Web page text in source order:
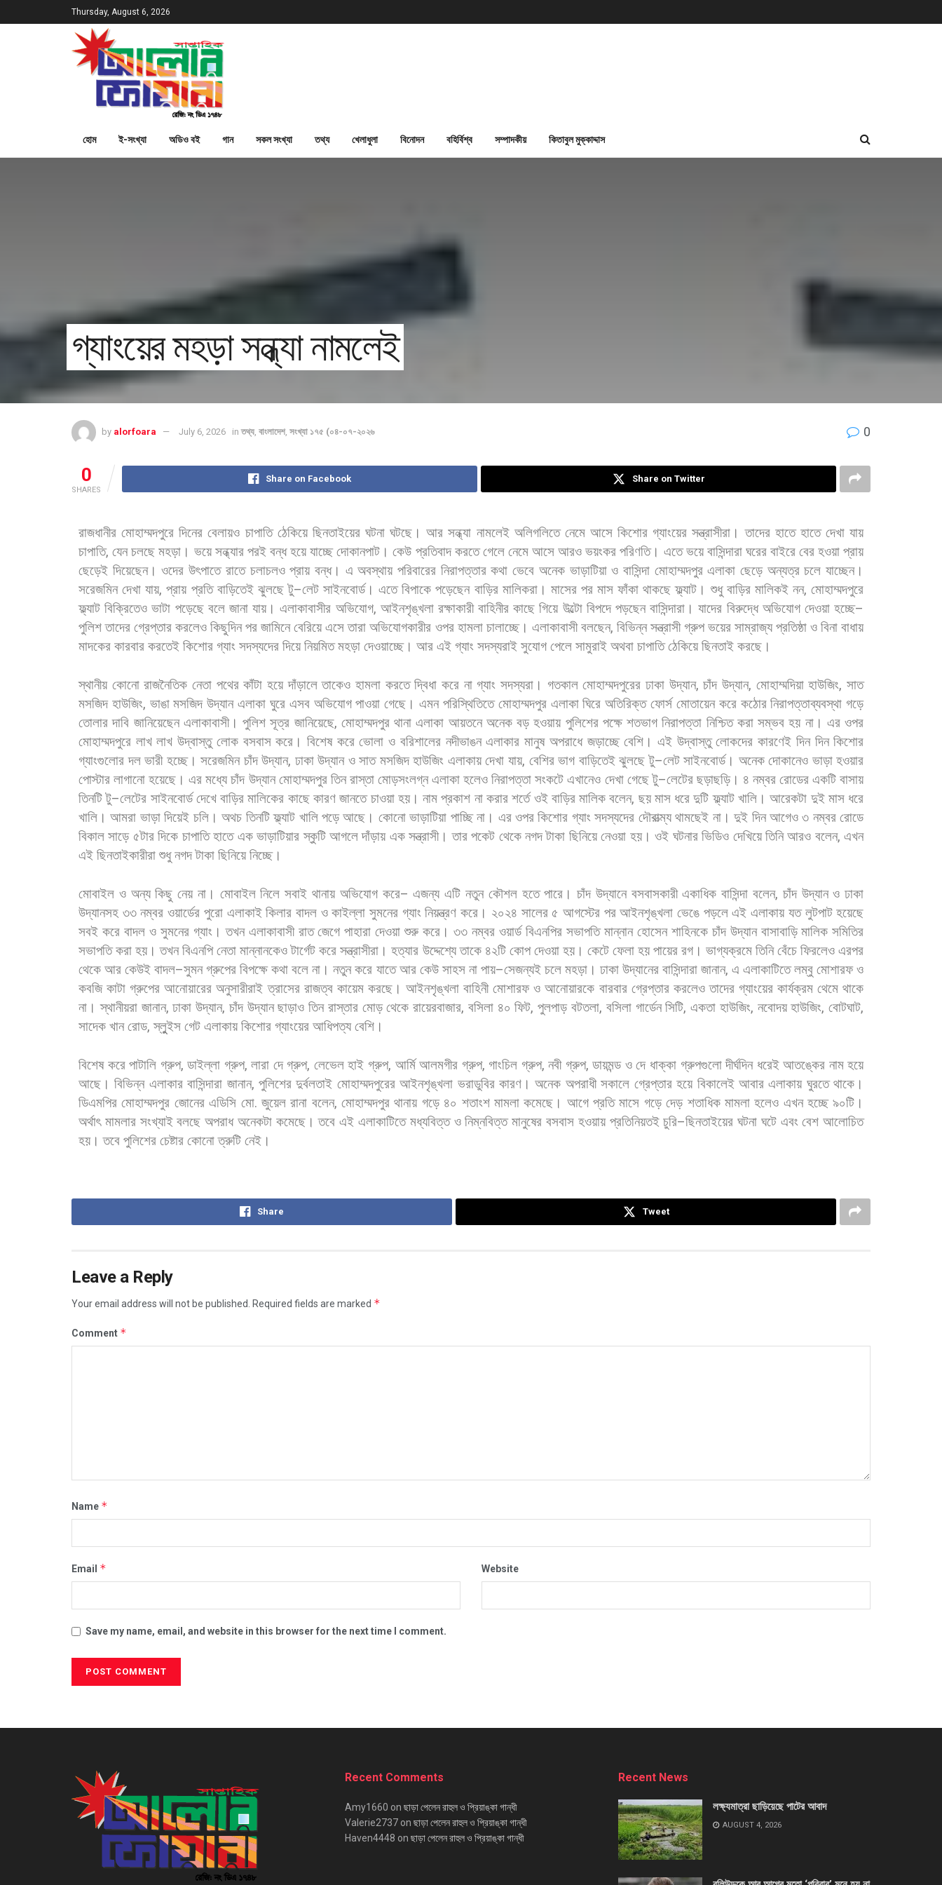
Thursday, August 6, 2026
হোম ই-সংখ্যা অডিও বই গান সকল সংখ্যা তথ্য খেলাধুলা বিনোদন বহির্বিশ্ব সম্পাদকীয় কিতাবুল মুক্কাদ্দাস
গ্যাংয়ের মহড়া সন্ধ্যা নামলেই
by alorfoara July 6, 2026 in তথ্য, বাংলাদেশ, সংখ্যা ১৭৫ (০৪-০৭-২০২৬ 0
0
SHARES
Share on Facebook Share on Twitter
রাজধানীর মোহাম্মদপুরে দিনের বেলায়ও চাপাতি ঠেকিয়ে ছিনতাইয়ের ঘটনা ঘটছে। আর সন্ধ্যা নামলেই অলিগলিতে নেমে আসে কিশোর গ্যাংয়ের সন্ত্রাসীরা। তাদের হাতে হাতে দেখা যায়
চাপাতি,যেন চলছে মহড়া। ভয়ে সন্ধ্যার পরই বন্ধ হয়ে যাচ্ছে দোকানপাট। কেউ প্রতিবাদ করতে গেলে নেমে আসে আরও ভয়ংকর পরিণতি। এতে ভয়ে বাসিন্দারা ঘরের বাইরে বের হওয়া প্রায়
ছেড়েই দিয়েছেন। ওদের উৎপাতে রাতে চলাচলও প্রায় বন্ধ। এ অবস্থায় পরিবারের নিরাপত্তার কথা ভেবে অনেক ভাড়াটিয়া ও বাসিন্দা মোহাম্মদপুর এলাকা ছেড়ে অন্যত্র চলে যাচ্ছেন।
সরেজমিন দেখা যায়,প্রায় প্রতি বাড়িতেই ঝুলছে টু–লেট সাইনবোর্ড। এতে বিপাকে পড়েছেন বাড়ির মালিকরা। মাসের পর মাস ফাঁকা থাকছে ফ্ল্যাট। শুধু বাড়ির মালিকই নন, মোহাম্মদপুরে
ফ্ল্যাট বিক্রিতেও ভাটা পড়েছে বলে জানা যায়। এলাকাবাসীর অভিযোগ, আইনশৃঙ্খলা রক্ষাকারী বাহিনীর কাছে গিয়ে উল্টো বিপদে পড়ছেন বাসিন্দারা। যাদের বিরুদ্ধে অভিযোগ দেওয়া হচ্ছে–
পুলিশ তাদের গ্রেপ্তার করলেও কিছুদিন পর জামিনে বেরিয়ে এসে তারা অভিযোগকারীর ওপর হামলা চালাচ্ছে। এলাকাবাসী বলছেন, বিভিন্ন সন্ত্রাসী গ্রুপ ভয়ের সাম্রাজ্য প্রতিষ্ঠা ও বিনা বাধায়
মাদকের কারবার করতেই কিশোর গ্যাং সদস্যদের দিয়ে নিয়মিত মহড়া দেওয়াচ্ছে। আর এই গ্যাং সদস্যরাই সুযোগ পেলে সামুরাই অথবা চাপাতি ঠেকিয়ে ছিনতাই করছে।
স্থানীয় কোনো রাজনৈতিক নেতা পথের কাঁটা হয়ে দাঁড়ালে তাকেও হামলা করতে দ্বিধা করে না গ্যাং সদস্যরা। গতকাল মোহাম্মদপুরের ঢাকা উদ্যান,চাঁদ উদ্যান, মোহাম্মদিয়া হাউজিং,সাত
মসজিদ হাউজিং, ভাঙা মসজিদ উদ্যান এলাকা ঘুরে এসব অভিযোগ পাওয়া গেছে। এমন পরিস্থিতিতে মোহাম্মদপুর এলাকা ঘিরে অতিরিক্ত ফোর্স মোতায়েন করে কঠোর নিরাপত্তাব্যবস্থা গড়ে
তোলার দাবি জানিয়েছেন এলাকাবাসী। পুলিশ সূত্র জানিয়েছে, মোহাম্মদপুর থানা এলাকা আয়তনে অনেক বড় হওয়ায় পুলিশের পক্ষে শতভাগ নিরাপত্তা নিশ্চিত করা সম্ভব হয় না। এর ওপর
মোহাম্মদপুরে লাখ লাখ উদ্বাস্তু লোক বসবাস করে। বিশেষ করে ভোলা ও বরিশালের নদীভাঙন এলাকার মানুষ অপরাধে জড়াচ্ছে বেশি। এই উদ্বাস্তু লোকদের কারণেই দিন দিন কিশোর
গ্যাংগুলোর দল ভারী হচ্ছে। সরেজমিন চাঁদ উদ্যান, ঢাকা উদ্যান ও সাত মসজিদ হাউজিং এলাকায় দেখা যায়, বেশির ভাগ বাড়িতেই ঝুলছে টু–লেট সাইনবোর্ড। অনেক দোকানেও ভাড়া হওয়ার
পোস্টার লাগানো হয়েছে। এর মধ্যে চাঁদ উদ্যান মোহাম্মদপুর তিন রাস্তা মোড়সংলগ্ন এলাকা হলেও নিরাপত্তা সংকটে এখানেও দেখা গেছে টু–লেটের ছড়াছড়ি। ৪ নম্বর রোডের একটি বাসায়
তিনটি টু–লেটের সাইনবোর্ড দেখে বাড়ির মালিকের কাছে কারণ জানতে চাওয়া হয়। নাম প্রকাশ না করার শর্তে ওই বাড়ির মালিক বলেন, ছয় মাস ধরে দুটি ফ্ল্যাট খালি। আরেকটা দুই মাস ধরে
খালি। আমরা ভাড়া দিয়েই চলি। অথচ তিনটি ফ্ল্যাট খালি পড়ে আছে। কোনো ভাড়াটিয়া পাচ্ছি না। এর ওপর কিশোর গ্যাং সদস্যদের দৌরাত্ম্য থামছেই না। দুই দিন আগেও ৩ নম্বর রোডে
বিকাল সাড়ে ৫টার দিকে চাপাতি হাতে এক ভাড়াটিয়ার স্কুটি আগলে দাঁড়ায় এক সন্ত্রাসী। তার পকেট থেকে নগদ টাকা ছিনিয়ে নেওয়া হয়। ওই ঘটনার ভিডিও দেখিয়ে তিনি আরও বলেন,এখন
এই ছিনতাইকারীরা শুধু নগদ টাকা ছিনিয়ে নিচ্ছে।
মোবাইল ও অন্য কিছু নেয় না। মোবাইল নিলে সবাই থানায় অভিযোগ করে–এজন্য এটি নতুন কৌশল হতে পারে। চাঁদ উদ্যানে বসবাসকারী একাধিক বাসিন্দা বলেন, চাঁদ উদ্যান ও ঢাকা
উদ্যানসহ ৩৩ নম্বর ওয়ার্ডের পুরো এলাকাই কিলার বাদল ও কাইল্লা সুমনের গ্যাং নিয়ন্ত্রণ করে। ২০২৪ সালের ৫ আগস্টের পর আইনশৃঙ্খলা ভেঙে পড়লে এই এলাকায় যত লুটপাট হয়েছে
সবই করে বাদল ও সুমনের গ্যাং। তখন এলাকাবাসী রাত জেগে পাহারা দেওয়া শুরু করে। ৩৩ নম্বর ওয়ার্ড বিএনপির সভাপতি মান্নান হোসেন শাহিনকে চাঁদ উদ্যান বাসাবাড়ি মালিক সমিতির
সভাপতি করা হয়। তখন বিএনপি নেতা মান্নানকেও টার্গেট করে সন্ত্রাসীরা। হত্যার উদ্দেশ্যে তাকে ৪২টি কোপ দেওয়া হয়। কেটে ফেলা হয় পায়ের রগ। ভাগ্যক্রমে তিনি বেঁচে ফিরলেও এরপর
থেকে আর কেউই বাদল–সুমন গ্রুপের বিপক্ষে কথা বলে না। নতুন করে যাতে আর কেউ সাহস না পায়–সেজন্যই চলে মহড়া। ঢাকা উদ্যানের বাসিন্দারা জানান,এ এলাকাটিতে লম্বু মোশারফ ও
কবজি কাটা গ্রুপের আনোয়ারের অনুসারীরাই ত্রাসের রাজত্ব কায়েম করছে। আইনশৃঙ্খলা বাহিনী মোশারফ ও আনোয়ারকে বারবার গ্রেপ্তার করলেও তাদের গ্যাংয়ের কার্যক্রম থেমে থাকে
না। স্থানীয়রা জানান,ঢাকা উদ্যান, চাঁদ উদ্যান ছাড়াও তিন রাস্তার মোড় থেকে রায়েরবাজার, বসিলা ৪০ ফিট,পুলপাড় বটতলা, বসিলা গার্ডেন সিটি,একতা হাউজিং, নবোদয় হাউজিং,বোটঘাট,
সাদেক খান রোড,স্লুুইস গেট এলাকায় কিশোর গ্যাংয়ের আধিপত্য বেশি।
বিশেষ করে পাটালি গ্রুপ,ডাইল্লা গ্রুপ,লারা দে গ্রুপ, লেভেল হাই গ্রুপ, আর্মি আলমগীর গ্রুপ, গাংচিল গ্রুপ,নবী গ্রুপ,ডায়মন্ড ও দে ধাক্কা গ্রুপগুলো দীর্ঘদিন ধরেই আতঙ্কের নাম হয়ে
আছে। বিভিন্ন এলাকার বাসিন্দারা জানান,পুলিশের দুর্বলতাই মোহাম্মদপুরের আইনশৃঙ্খলা ভরাডুবির কারণ। অনেক অপরাধী সকালে গ্রেপ্তার হয়ে বিকালেই আবার এলাকায় ঘুরতে থাকে।
ডিএমপির মোহাম্মদপুর জোনের এডিসি মো. জুয়েল রানা বলেন, মোহাম্মদপুর থানায় গড়ে ৪০ শতাংশ মামলা কমেছে। আগে প্রতি মাসে গড়ে দেড় শতাধিক মামলা হলেও এখন হচ্ছে ৯০টি।
অর্থাৎ মামলার সংখ্যাই বলছে অপরাধ অনেকটা কমেছে। তবে এই এলাকাটিতে মধ্যবিত্ত ও নিম্নবিত্ত মানুষের বসবাস হওয়ায় প্রতিনিয়তই চুরি–ছিনতাইয়ের ঘটনা ঘটে এবং বেশ আলোচিত
হয়। তবে পুলিশের চেষ্টার কোনো ত্রুটি নেই।
Share Tweet
Leave a Reply
Your email address will not be published. Required fields are marked *
Comment *
Name *
Email * Website
Save my name, email, and website in this browser for the next time I comment.
Recent Comments
Amy1660 on ছাড়া পেলেন রাহুল ও প্রিয়াঙ্কা গান্ধী
Valerie2737 on ছাড়া পেলেন রাহুল ও প্রিয়াঙ্কা গান্ধী
Haven4448 on ছাড়া পেলেন রাহুল ও প্রিয়াঙ্কা গান্ধী
Recent News
লক্ষ্যমাত্রা ছাড়িয়েছে পাটের আবাদ
AUGUST 4, 2026